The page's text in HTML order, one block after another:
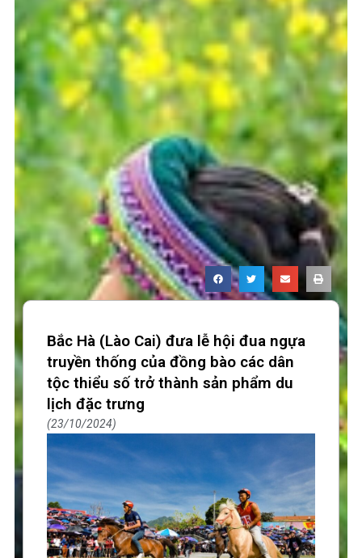
Bắc Hà (Lào Cai) đưa lễ hội đua ngựa
truyền thống của đồng bào các dân
tộc thiểu số trở thành sản phẩm du
lịch đặc trưng
23/10/2024